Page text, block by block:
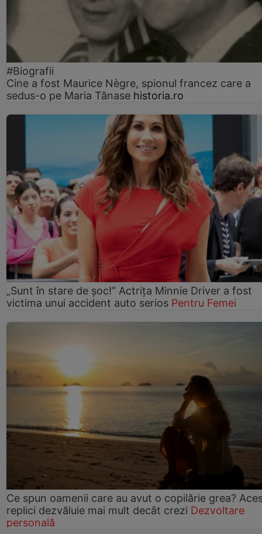
#Biografii
Cine a fost Maurice Nègre, spionul francez care a
sedus-o pe Maria Tănase historia.ro
„Sunt în stare de șoc!” Actrița Minnie Driver a fost
victima unui accident auto serios Pentru Femei
Ce spun oamenii care au avut o copilărie grea?
replici dezvăluie mai mult decât crezi Dezvoltare
personală